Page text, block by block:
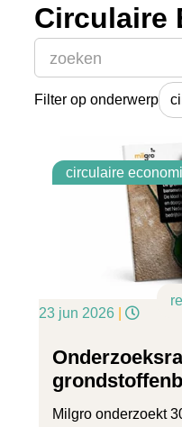
Circulaire
Dit is een zoekveld
Er zijn geen
Filter op onderwerp
circulaire
23 jun 2026
Milgro onderzoekt